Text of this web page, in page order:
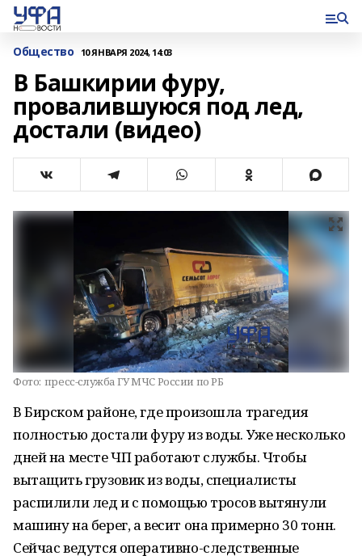
Общество 10 ЯНВАРЯ 2024, 14:03
В Башкирии фуру,
провалившуюся под лед,
достали (видео)
Фото: пресс-служба ГУ МЧС России по РБ
В Бирском районе, где произошла трагедия
полностью достали фуру из воды. Уже несколько
дней на месте ЧП работают службы. Чтобы
вытащить грузовик из воды, специалисты
распилили лед и с помощью тросов вытянули
машину на берег, а весит она примерно 30 тонн.
Сейчас ведутся оперативно-следственные